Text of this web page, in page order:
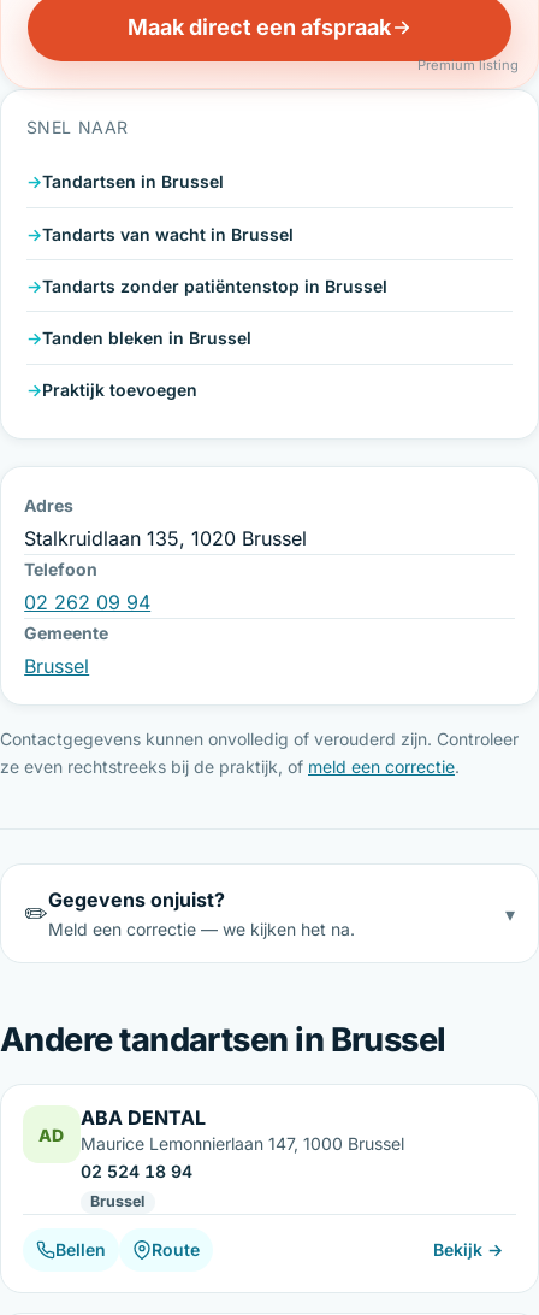
Maak direct een afspraak
Premium listing
SNEL NAAR
Tandartsen in Brussel
Tandarts van wacht in Brussel
Tandarts zonder patiëntenstop in Brussel
Tanden bleken in Brussel
Praktijk toevoegen
Adres
Stalkruidlaan 135, 1020 Brussel
Telefoon
02 262 09 94
Gemeente
Brussel
Contactgegevens kunnen onvolledig of verouderd zijn. Controleer
ze even rechtstreeks bij de praktijk, of meld een correctie.
✏️Gegevens onjuist?
Meld een correctie — we kijken het na.
▾
Andere tandartsen in Brussel
AD
ABA DENTAL
Maurice Lemonnierlaan 147, 1000 Brussel
02 524 18 94
Brussel
Bellen Route Bekijk →